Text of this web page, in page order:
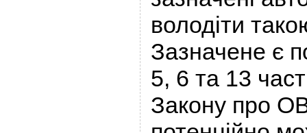
володіти
Зазначене є
5, 6 та 13
Закону про